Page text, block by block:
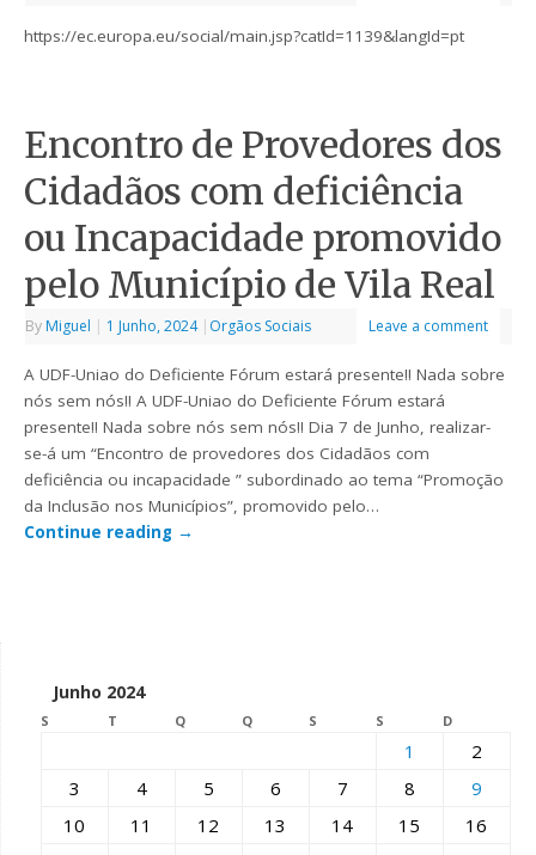
https://ec.europa.eu/social/main.jsp?catId=1139&langId=pt
Encontro de Provedores dos
Cidadãos com deficiência
ou Incapacidade promovido
pelo Município de Vila Real
By Miguel | 1 Junho, 2024 | Orgãos Sociais Leave a comment
A UDF-Uniao do Deficiente Fórum estará presente!! Nada sobre
nós sem nós!! A UDF-Uniao do Deficiente Fórum estará
presente!! Nada sobre nós sem nós!! Dia 7 de Junho, realizar-
se-á um “Encontro de provedores dos Cidadãos com
deficiência ou incapacidade ” subordinado ao tema “Promoção
da Inclusão nos Municípios”, promovido pelo…
Continue reading →
Junho 2024
S T Q Q S S D
1
2
3
4 5 6 7 8
9
10
11 12 13 14 15
16